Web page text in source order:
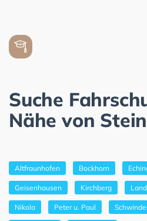
Suche
Nähe von
Altfraunhofen Bockhorn
Geisenhausen Kirchberg
Nikola Peter u. Paul